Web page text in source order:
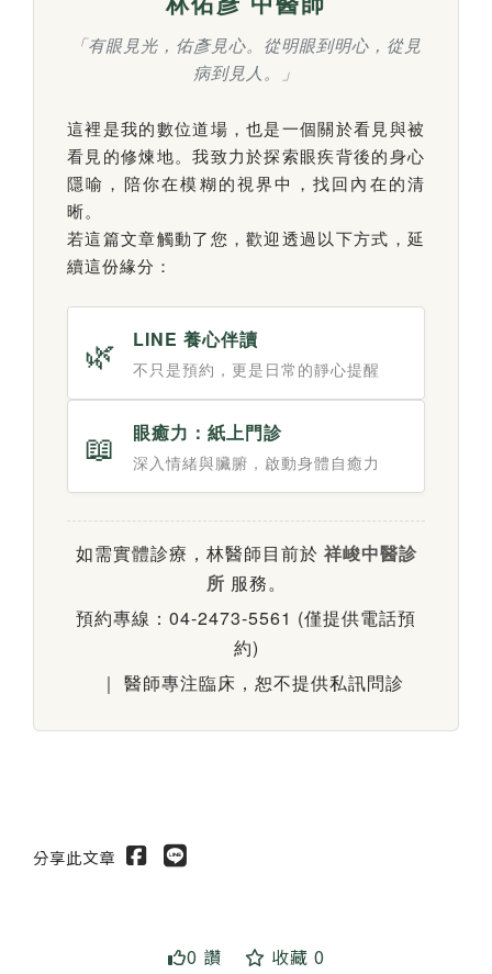
「有眼見光，佑彥見心。從明眼到明心，從見
病到見人。」
這裡是我的數位道場，也是一個關於看見與被
看見的修煉地。我致力於探索眼疾背後的身心
隱喻，陪你在模糊的視界中，找回內在的清
晰。
若這篇文章觸動了您，歡迎透過以下方式，延
續這份緣分：
🌿 LINE 養心伴讀
不只是預約，更是日常的靜心提醒
📖 眼癒力：紙上門診
深入情緒與臟腑，啟動身體自癒力
如需實體診療，林醫師目前於 祥峻中醫診
所 服務。
預約專線：04-2473-5561 (僅提供電話預
約)
｜ 醫師專注臨床，恕不提供私訊問診
分享此文章
0 讚 收藏 0